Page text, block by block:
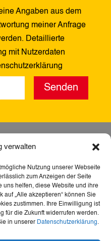
verwalten
Nutzung unserer Webseite
zum Anzeigen der Seite
uns helfen, diese Website und ihre
auf „Alle akzeptieren“ können Sie
zustimmen. Ihre Einwilligung ist
für die Zukunft widerrufen werden.
in unserer Datenschutzerklärung.
Angaben aus dem
meiner Anfrage
Detaillierte
mit Nutzerdaten
Senden